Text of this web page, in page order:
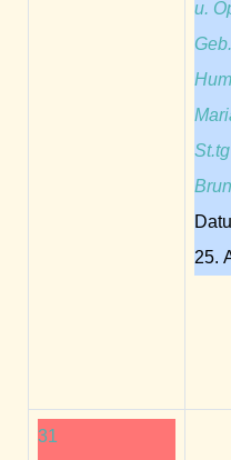
u.
25.
31